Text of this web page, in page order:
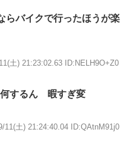
らバイクで行ったほうが楽
土) 21:23:02.63 ID:NELH9O+Z0
何するん 暇すぎ変
11(土) 21:24:40.04 ID:QAtnM91j0